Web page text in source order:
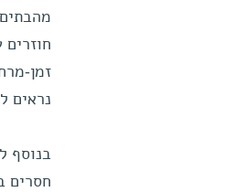
זמן-
נראים
בנוסף
חסרים